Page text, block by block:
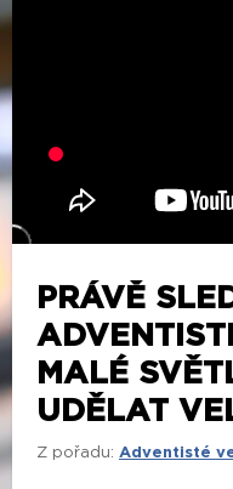
PRÁVĚ
MALÉ
UDĚLAT
Z pořadu: Adventisté